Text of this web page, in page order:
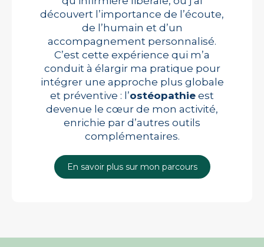
découvert l’importance de l’écoute,
de l’humain et d’un
accompagnement personnalisé.
C’est cette expérience qui m’a
conduit à élargir ma pratique pour
intégrer une approche plus globale
et préventive : l’ostéopathie est
devenue le cœur de mon activité,
enrichie par d’autres outils
complémentaires.
En savoir plus sur mon parcours